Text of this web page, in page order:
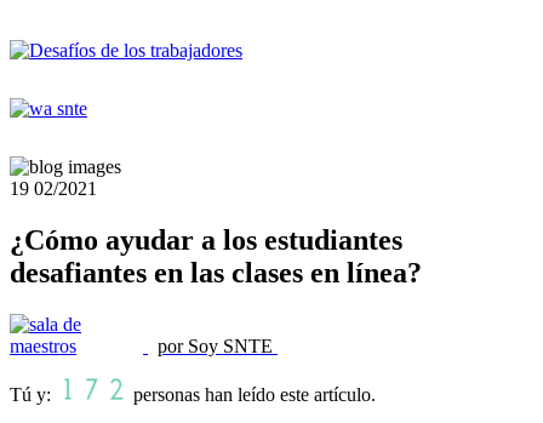
19 02/2021
¿Cómo ayudar a los estudiantes
desafiantes en las clases en línea?
por Soy SNTE
Tú y: personas han leído este artículo.